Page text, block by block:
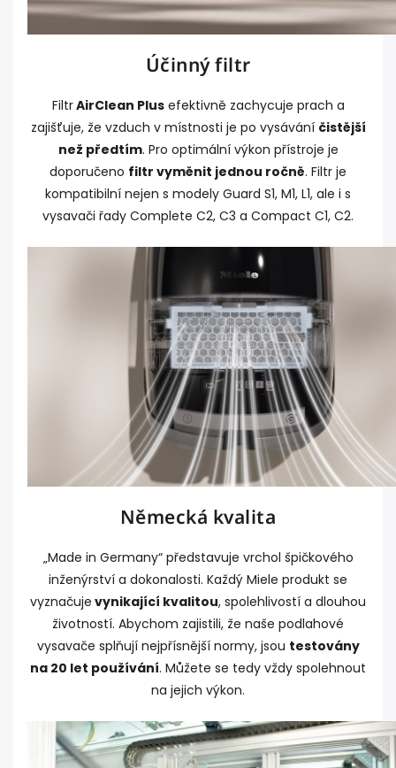
Účinný filtr
FiltrAirClean Plus efektivně zachycuje prach a
zajišťuje, že vzduch v místnosti je po vysávání čistější
než předtím. Pro optimální výkon přístroje je
doporučeno filtr vyměnit jednou ročně. Filtr je
kompatibilní nejen s modely Guard S1, M1, L1, ale i s
vysavači řady Complete C2, C3 a Compact C1, C2.
Německá kvalita
„Made in Germany“ představuje vrchol špičkového
inženýrství a dokonalosti. Každý Miele produkt se
vyznačuje vynikající kvalitou, spolehlivostí a dlouhou
životností. Abychom zajistili, že naše podlahové
vysavače splňují nejpřísnější normy, jsou testovány
na 20 let používání. Můžete se tedy vždy spolehnout
na jejich výkon.